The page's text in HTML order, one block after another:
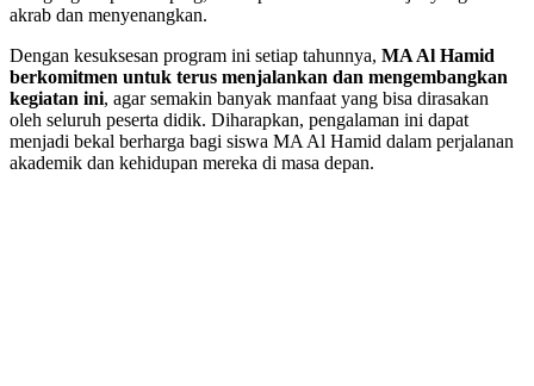
akrab dan menyenangkan.
Dengan kesuksesan program ini setiap tahunnya, MA Al Hamid
berkomitmen untuk terus menjalankan dan mengembangkan
kegiatan ini, agar semakin banyak manfaat yang bisa dirasakan
oleh seluruh peserta didik. Diharapkan, pengalaman ini dapat
menjadi bekal berharga bagi siswa MA Al Hamid dalam perjalanan
akademik dan kehidupan mereka di masa depan.